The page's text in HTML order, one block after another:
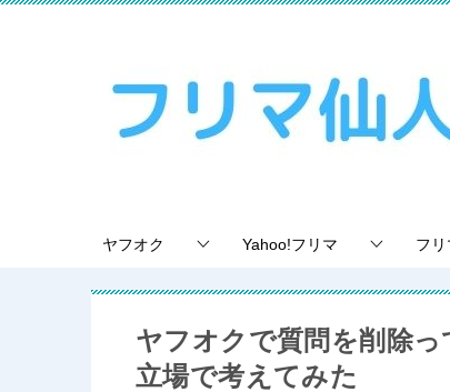
ヤフオク Yahoo!フリマ フ
ヤフオクで質問を削除
立場で考えてみた